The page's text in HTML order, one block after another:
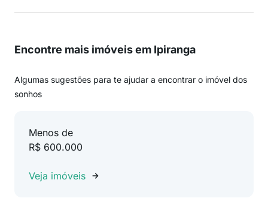
Encontre mais imóveis em Ipiranga
Algumas sugestões para te ajudar a encontrar o imóvel dos
sonhos
Menos de
R$ 600.000
Veja imóveis